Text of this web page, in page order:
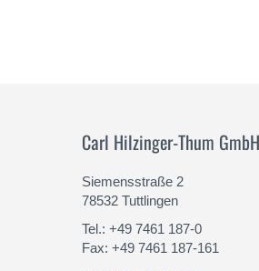
Carl Hilzinger-Thum
Siemensstraße 2
78532 Tuttlingen
Tel.: +49 7461 187-0
Fax: +49 7461 187-161